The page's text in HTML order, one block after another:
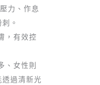
力、作息
。
，有效控
、女性則
過清新光